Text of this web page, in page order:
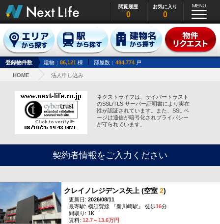
閲覧履歴
0
お気に入り
0
登録物件数 建物： 86,121 棟 部屋数： 484,774 戸
HOME 法人申し込み
ネクストライフは、サイバートラスト
のSSL/TLS サーバー証明書により実在
性が認証されています。また、SSL ペ
ージは通信が暗号化されプライバシー
が守られています。
契約者情報をご入力ください
クレイノレジデンス矢上 (空室 2)
更新日: 2026/08/11
最寄駅: 横須賀線 『新川崎駅』 徒歩16分
間取り: 1K
賃料: 12.7～13.6万円